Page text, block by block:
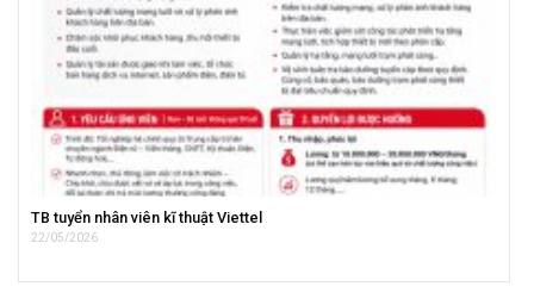
TB tuyển nhân viên kĩ thuật Viettel
22/05/2026